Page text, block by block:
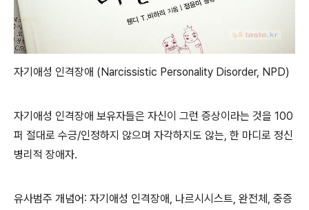
자기애성 인격장애 (Narcissistic Personality Disorder, NPD)
자기애성 인격장애 보유자들은 자신이 그런 증상이라는 것을 100
퍼 절대로 수긍/인정하지 않으며 자각하지도 않는, 한 마디로 정신
병리적 장애자.
유사범주 개념어: 자기애성 인격장애, 나르시시스트, 완전체, 중증